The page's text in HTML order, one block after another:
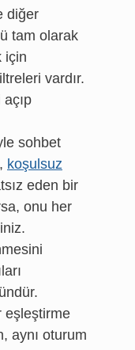
diğer
tam olarak
için
vardır.
sohbet
koşulsuz
eden bir
onu her
eşleştirme
aynı oturum